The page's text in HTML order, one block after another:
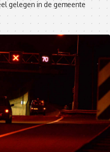
gelegen in de gemeente